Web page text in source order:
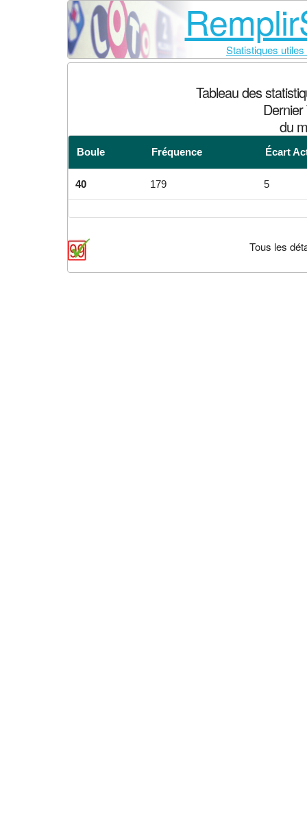
Statistiques
Tableau des
du
Boule Fréquence Écart
40 179 5
Tous les